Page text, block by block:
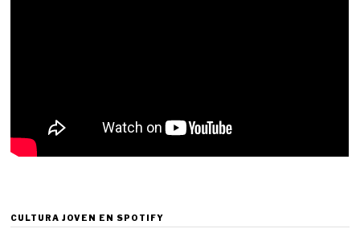
CULTURA JOVEN EN SPOTIFY